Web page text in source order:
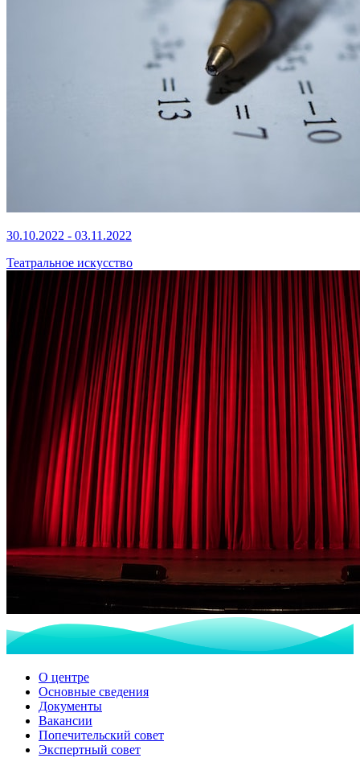
30.10.2022 - 03.11.2022
Театральное искусство
О центре
Основные сведения
Документы
Вакансии
Попечительский совет
Экспертный совет